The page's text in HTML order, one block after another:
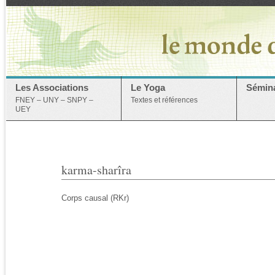
Les Associations
FNEY – UNY – SNPY –
UEY
Le Yoga
Textes et références
karma-sharîra
Corps causal (RKr)